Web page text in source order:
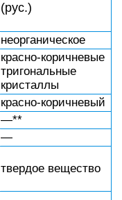
(рус.)
неорганическое
красно-коричневые
тригональные
кристаллы
красно-коричневый
—**
—
твердое вещество